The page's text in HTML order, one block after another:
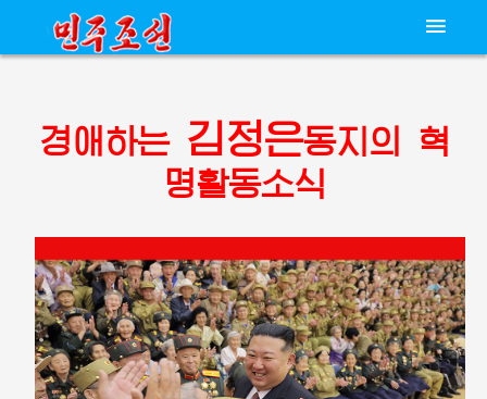
경애하는 김정은동지의
혁
명활동소식